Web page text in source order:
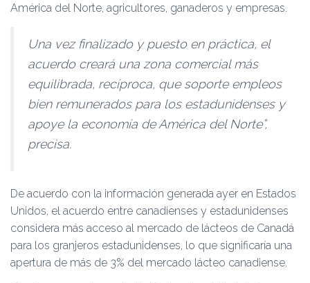
Amé­rica del Norte, agricultores, ganaderos y empresas.
Una vez finalizado y pues­to en práctica, el
acuerdo crea­rá una zona comercial más
equilibrada, recíproca, que so­porte empleos
bien remunera­dos para los estadunidenses y
apoye la economía de América del Norte”,
precisa.
De acuerdo con la infor­mación generada ayer en Es­tados
Unidos, el acuerdo entre canadienses y estadunidenses
considera más acceso al mer­cado de lácteos de Canadá
para los granjeros estaduni­denses, lo que significaría una
apertura de más de 3% del mercado lácteo canadiense.